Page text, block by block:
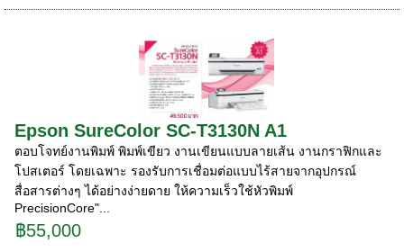
Epson SureColor SC-T3130N A1
ตอบโจทย์งานพิมพ์ พิมพ์เขียว งานเขียนแบบลายเส้น งานกราฟิกและ
โปสเตอร์ โดยเฉพาะ รองรับการเชื่อมต่อแบบไร้สายจากอุปกรณ์
สื่อสารต่างๆ ได้อย่างง่ายดาย ให้ความเร็วใช้หัวพิมพ์
PrecisionCore"...
฿55,000